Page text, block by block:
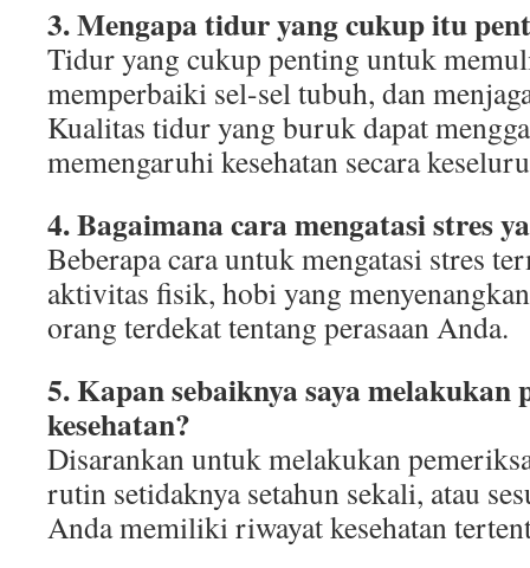
3. Mengapa tidur yang cukup itu
Tidur yang cukup penting untuk
memperbaiki sel-sel tubuh, dan
Kualitas tidur yang buruk dapat
memengaruhi kesehatan secara
4. Bagaimana cara mengatasi stres
Beberapa cara untuk mengatasi stres
aktivitas fisik, hobi yang
orang terdekat tentang perasaan Anda.
5. Kapan sebaiknya saya melakukan
kesehatan?
Disarankan untuk melakukan
rutin setidaknya setahun sekali, atau
Anda memiliki riwayat kesehatan